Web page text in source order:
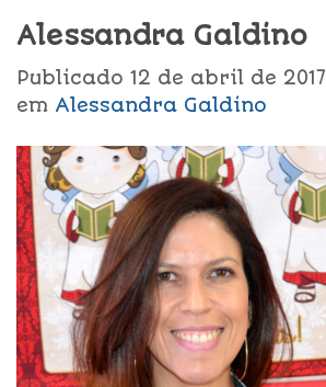
Alessandra Galdino
Publicado 12 de abril de 2017
em Alessandra Galdino